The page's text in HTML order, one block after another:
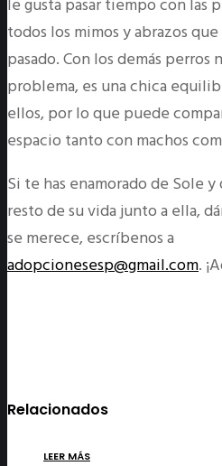
le gusta pasar tiempo con las
todos los mimos y abrazos
pasado. Con los demás
problema, es una chica
ellos, por lo que puede
espacio tanto con machos
Si te has enamorado de Sole
resto de su vida junto a ella,
se merece, escríbenos a
adopcionesesp@gmail.com.
Relacionados
LEER MÁS